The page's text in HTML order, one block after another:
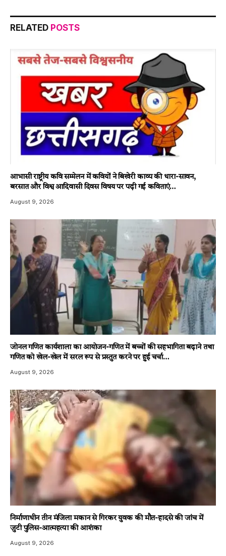
RELATED POSTS
आभासी राष्ट्रीय कवि सम्मेलन में कवियों ने बिखेरी काव्य की धारा-सावन,
बरसात और विश्व आदिवासी दिवस विषय पर पढ़ी गई कविताएं…
August 9, 2026
जोनल गणित कार्यशाला का आयोजन-गणित में बच्चों की सहभागिता बढ़ाने तथा
गणित को खेल-खेल में सरल रूप से प्रस्तुत करने पर हुई चर्चा…
August 9, 2026
निर्माणाधीन तीन मंजिला मकान से गिरकर युवक की मौत-हादसे की जांच में
जुटी पुलिस-आत्महत्या की आशंका
August 9, 2026